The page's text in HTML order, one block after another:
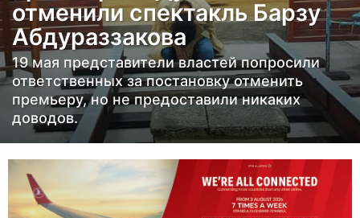
а
з
а
д
4
г
о
д
н
отменили спектакль Барзу
Абдураззакова
19 мая представители властей попросили
ответственных за постановку отменить
премьеру, но не предоставили никаких
доводов.